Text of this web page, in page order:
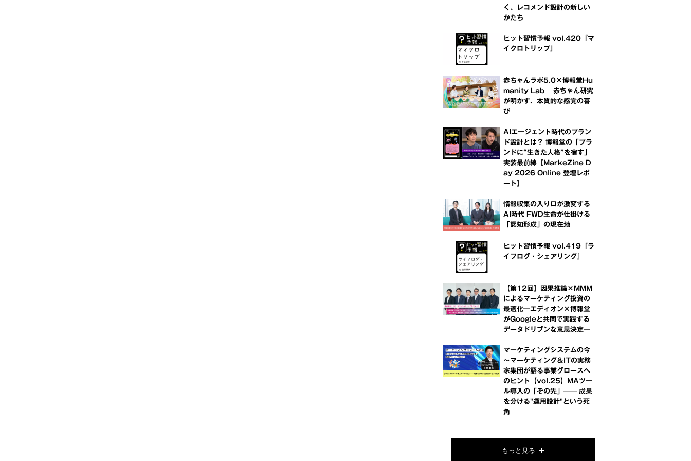
く、レコメンド設計の新しい
かたち
ヒット習慣予報 vol.420『マ
イクロトリップ』
赤ちゃんラボ5.0×博報堂Hu
manity Lab 赤ちゃん研究
が明かす、本質的な感覚の喜
び
AIエージェント時代のブラン
ド設計とは？ 博報堂の「ブラ
ンドに“生きた人格”を宿す」
実装最前線【MarkeZine D
ay 2026 Online 登壇レポ
ート】
情報収集の入り口が激変する
AI時代 FWD生命が仕掛ける
「認知形成」の現在地
ヒット習慣予報 vol.419『ラ
イフログ・シェアリング』
【第12回】因果推論×MMM
によるマーケティング投資の
最適化―エディオン×博報堂
がGoogleと共同で実践する
データドリブンな意思決定―
マーケティングシステムの今
～マーケティング＆ITの実務
家集団が語る事業グロースへ
のヒント【vol.25】MAツー
ル導入の「その先」── 成果
を分ける"運用設計"という死
角
もっと見る